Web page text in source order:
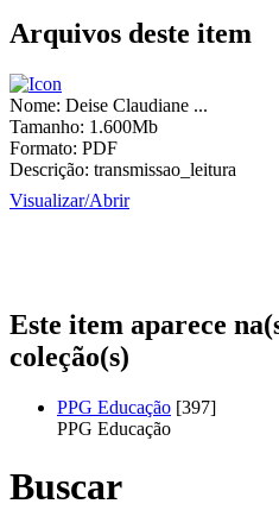
Arquivos deste item
Nome: Deise Claudiane ...
Tamanho: 1.600Mb
Formato: PDF
Descrição: transmissao_leitura
Visualizar/Abrir
Este item aparece
coleção(s)
PPG Educação [397]
PPG Educação
Buscar